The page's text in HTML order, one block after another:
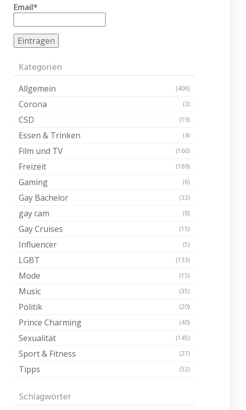
Email*
Kategorien
Allgemein (406)
Corona (3)
CSD (19)
Essen & Trinken (4)
Film und TV (166)
Freizeit (189)
Gaming (6)
Gay Bachelor (33)
gay cam (8)
Gay Cruises (15)
Influencer (5)
LGBT (133)
Mode (15)
Music (35)
Politik (20)
Prince Charming (40)
Sexualität (145)
Sport & Fitness (27)
Tipps (52)
Schlagwörter